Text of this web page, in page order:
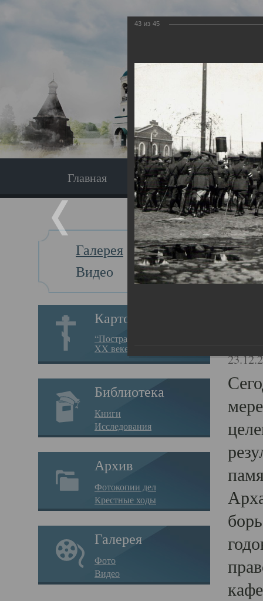
Главная Экскурсия
Галерея
Видео
Картотека
“Пострадавшие за веру в
XX веке на Севере”
Библиотека
Книги
Исследования
Архив
Фотокопии дел
Крестные ходы
Галерея
Фото
Видео
Главная
43 из 45